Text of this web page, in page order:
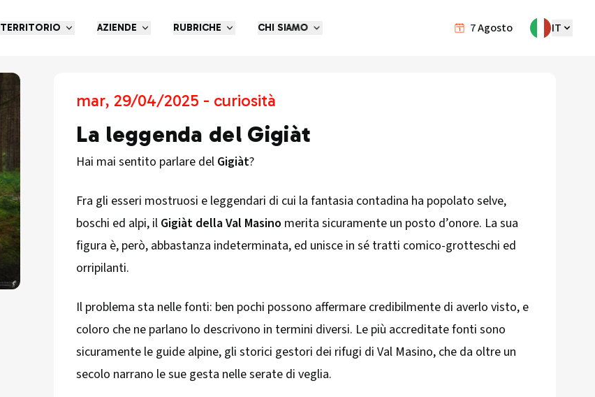
7Agosto IT
TERRITORIO AZIENDE RUBRICHE CHI SIAMO
mar, 29/04/2025 - curiosità
La leggenda del Gigiàt
Hai mai sentito parlare del Gigiàt?
Fra gli esseri mostruosi e leggendari di cui la fantasia contadina ha popolato selve,
boschi ed alpi, il Gigiàt della Val Masino merita sicuramente un posto d’onore. La sua
figura è, però, abbastanza indeterminata, ed unisce in sé tratti comico-grotteschi ed
orripilanti.
Il problema sta nelle fonti: ben pochi possono affermare credibilmente di averlo visto, e
coloro che ne parlano lo descrivono in termini diversi. Le più accreditate fonti sono
sicuramente le guide alpine, gli storici gestori dei rifugi di Val Masino, che da oltre un
secolo narrano le sue gesta nelle serate di veglia.